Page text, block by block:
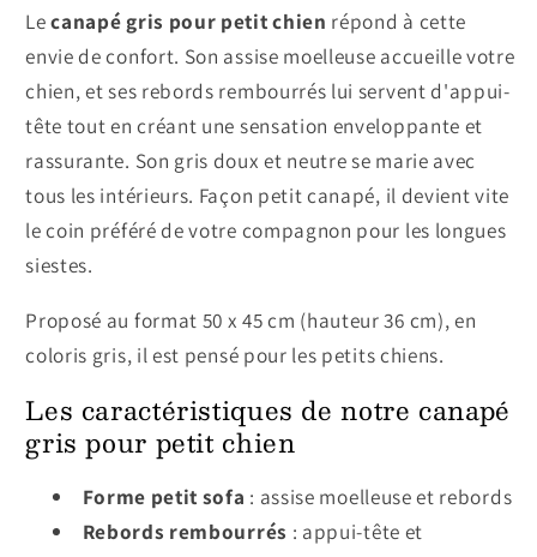
Lecanapé gris pour petit chien répond à cette
envie de confort. Son assise moelleuse accueille votre
chien, et ses rebords rembourrés lui servent d'appui-
tête tout en créant une sensation enveloppante et
rassurante. Son gris doux et neutre se marie avec
tous les intérieurs. Façon petit canapé, il devient vite
le coin préféré de votre compagnon pour les longues
siestes.
Proposé au format 50 x 45 cm (hauteur 36 cm), en
coloris gris, il est pensé pour les petits chiens.
Les caractéristiques de notre canapé
gris pour petit chien
Forme petit sofa : assise moelleuse et rebords
Rebords rembourrés : appui-tête et